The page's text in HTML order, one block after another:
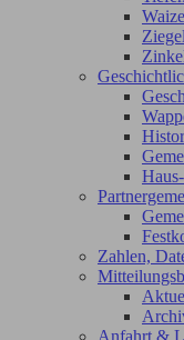
Zahlen,
Anfahrt &